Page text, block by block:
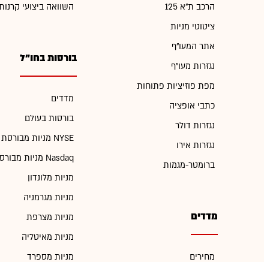
הרכב ת"א 125
ציטוטי מניות
אתר המעו"ף
נגזרות מעו"ף
מפת פוזיציות פתוחות
כתבי אופציה
נגזרות דולר
נגזרות אירו
ברומטר-מגמות
מדדים
מחירים
השוואה ביצועי
בורסות בחו"ל
מדדים
בורסות בעולם
מניות מבורסת NYSE
מניות מבורסת Nasdaq
מניות מלונדון
מניות מגרמניה
מניות מצרפת
מניות מאיטליה
מניות מספרד